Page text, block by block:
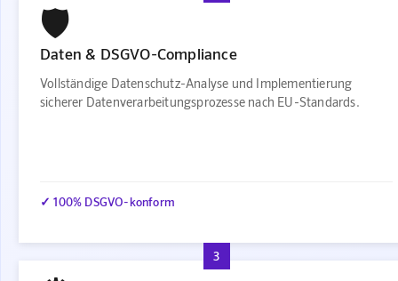
🛡️
Daten & DSGVO-Compliance
Vollständige Datenschutz-Analyse und Implementierung
sicherer Datenverarbeitungsprozesse nach EU-Standards.
✓ 100% DSGVO-konform
3